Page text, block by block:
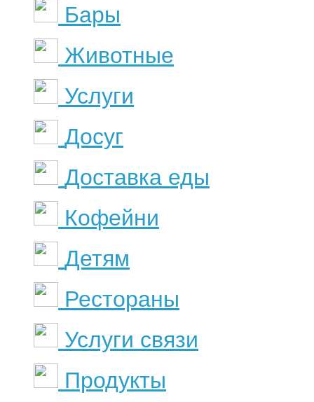
Бары
Животные
Услуги
Досуг
Доставка еды
Кофейни
Детям
Рестораны
Услуги связи
Продукты